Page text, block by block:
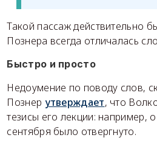
Такой пассаж действительно
Познера всегда отличалась
Быстро и просто
Недоумение по поводу слов,
Познер утверждает, что
тезисы его лекции: например,
сентября было отвергнуто.